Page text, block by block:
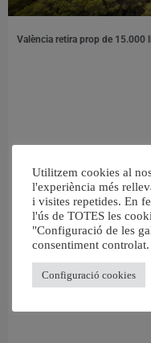
València retira prop de 15.000
Utilitzem cookies al
l'experiència més
i visites repetides. En
l'ús de TOTES les
"Configuració de les
consentiment controlat.
Configuració cookies